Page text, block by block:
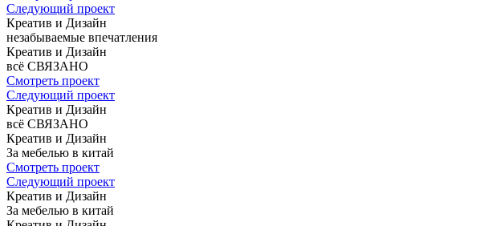
Следующий проект
Креатив и Дизайн
незабываемые впечатления
Креатив и Дизайн
всё СВЯЗАНО
Смотреть проект
Следующий проект
Креатив и Дизайн
всё СВЯЗАНО
Креатив и Дизайн
За мебелью в китай
Смотреть проект
Следующий проект
Креатив и Дизайн
За мебелью в китай